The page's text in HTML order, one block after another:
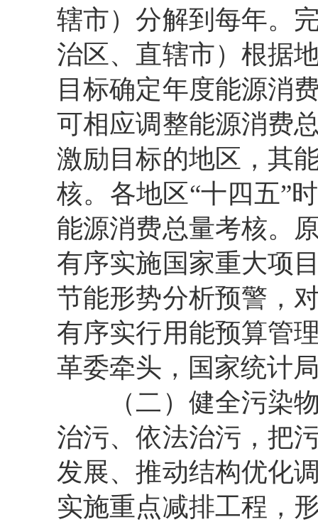
辖市）分解到每年。
治区、直辖市）根据
目标确定年度能源消
可相应调整能源消费
激励目标的地区，其
核。各地区“十四五”
能源消费总量考核。
有序实施国家重大项
节能形势分析预警，
有序实行用能预算管
革委牵头，国家统计
（二）健全污染物
治污、依法治污，把
发展、推动结构优化
实施重点减排工程，